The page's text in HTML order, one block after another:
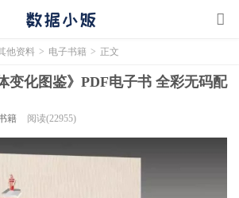
他资料 > 电子书籍 > 正文
变化图鉴》PDF电子书 全彩无码配
籍 阅读(22955)